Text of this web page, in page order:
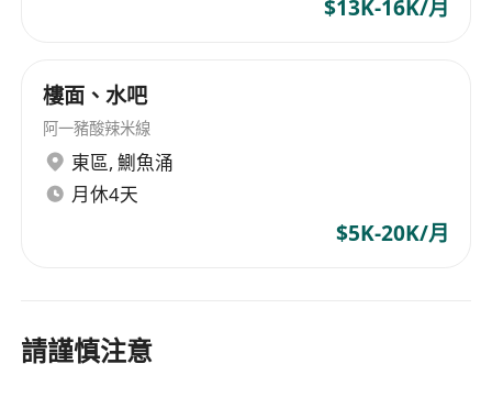
$13K-16K/月
樓面、水吧
阿一豬酸辣米線
東區, 鰂魚涌
月休4天
$5K-20K/月
請謹慎注意